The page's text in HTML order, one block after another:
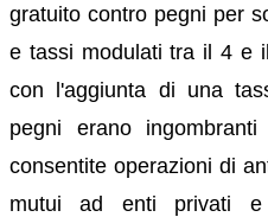
gratuito contro pegni per
e tassi modulati tra il 4 e
con l'aggiunta di una
pegni erano
consentite operazioni di
mutui ad enti privati e